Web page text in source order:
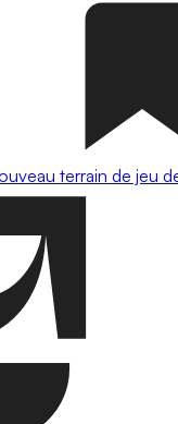
terrain de jeu